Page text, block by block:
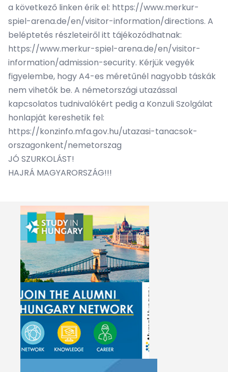
a következő linken érik el: https://www.merkur-
spiel-arena.de/en/visitor-information/directions. A
beléptetés részleteiről itt tájékozódhatnak:
https://www.merkur-spiel-arena.de/en/visitor-
information/admission-security. Kérjük vegyék
figyelembe, hogy A4-es méretűnél nagyobb táskák
nem vihetők be. A németországi utazással
kapcsolatos tudnivalókért pedig a Konzuli Szolgálat
honlapját kereshetik fel:
https://konzinfo.mfa.gov.hu/utazasi-tanacsok-
orszagonkent/nemetorszag
JÓ SZURKOLÁST!
HAJRÁ MAGYARORSZÁG!!!